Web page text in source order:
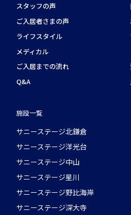
スタッフの声
ご入居者さまの声
ライフスタイル
メディカル
ご入居までの流れ
Q&A
施設一覧
サニーステージ北鎌倉
サニーステージ洋光台
サニーステージ中山
サニーステージ星川
サニーステージ野比海岸
サニーステージ深大寺